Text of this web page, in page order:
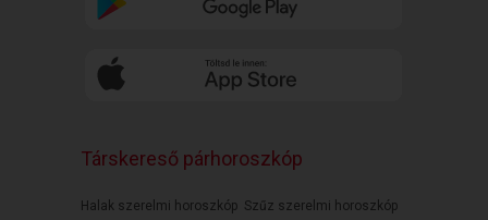
Társkereső párhoroszkóp
Halak szerelmi horoszkóp Szűz szerelmi horoszkóp